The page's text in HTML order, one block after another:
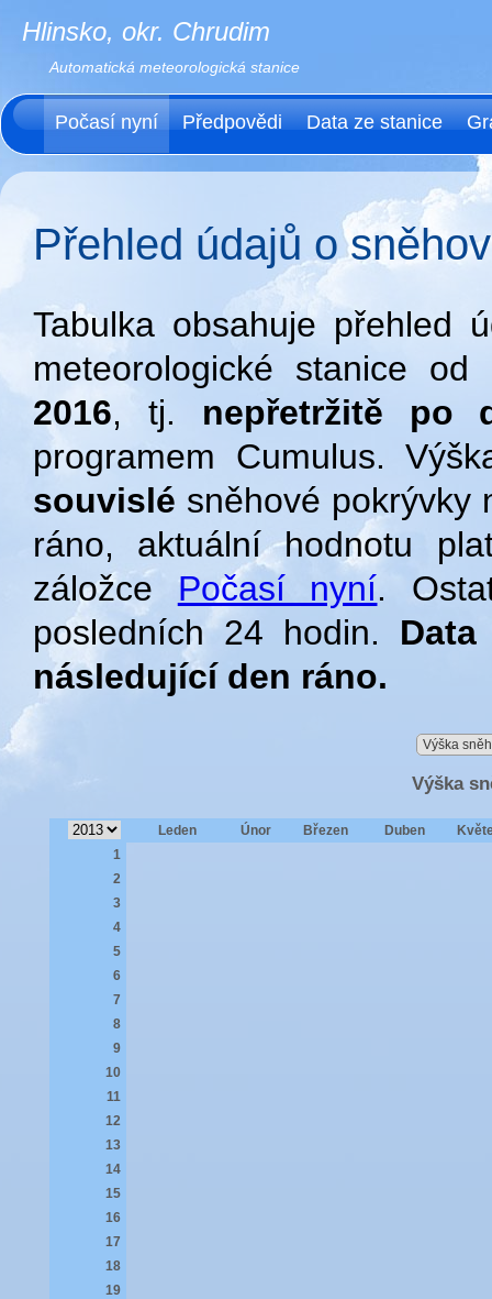
Hlinsko, okr. Chrudim
Automatická meteorologická stanice
Počasí nyní Předpovědi Data ze stanice
Přehled údajů o
Tabulka obsahuje přehled
meteorologické stanice od
2016, tj. nepřetržitě po
programem Cumulus.
souvislé sněhové pokrývky
ráno, aktuální hodnotu
záložce Počasí nyní.
posledních 24 hodin.
následující den ráno.
Výška
Výška
Leden Únor Březen Duben
1
2
3
4
5
6
7
8
9
10
11
12
13
14
15
16
17
18
19